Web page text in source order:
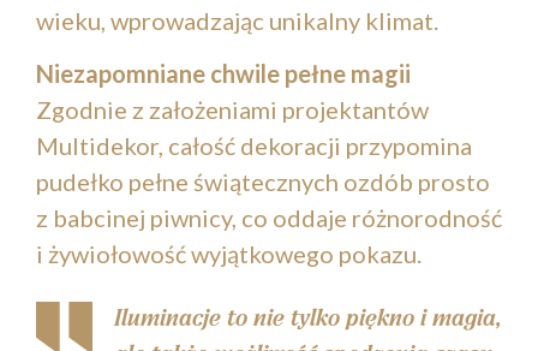
wieku, wprowadzając unikalny klimat.
Niezapomniane chwile pełne magii
Zgodnie z założeniami projektantów
Multidekor, całość dekoracji przypomina
pudełko pełne świątecznych ozdób prosto
z babcinej piwnicy, co oddaje różnorodność
i żywiołowość wyjątkowego pokazu.
Iluminacje to nie tylko piękno i magia,